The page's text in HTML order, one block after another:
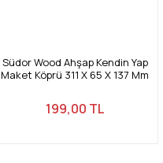
Südor Wood Ahşap Kendin Yap
Maket Köprü 311 X 65 X 137 Mm
199,00 TL